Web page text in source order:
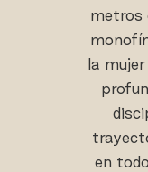
metros
la
en